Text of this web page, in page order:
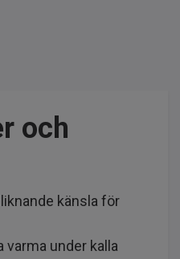
och
känsla för
varma under kalla